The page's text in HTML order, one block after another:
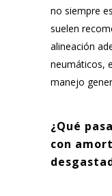
no siempre
suelen
alineación
neumáticos,
manejo
¿Qué
con